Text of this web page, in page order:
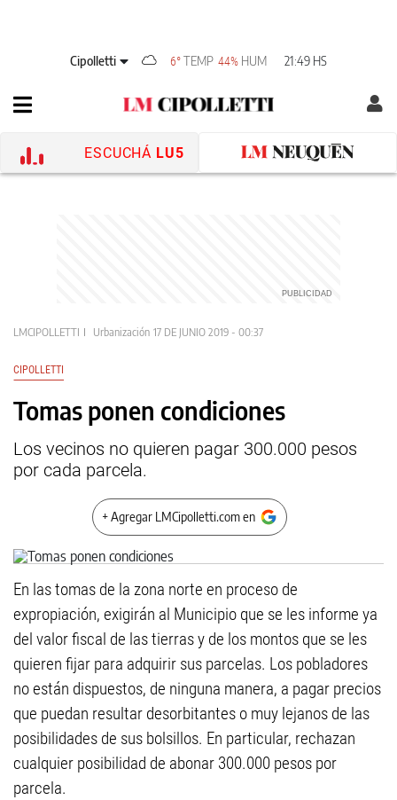
Cipolletti 6° TEMP 44% HUM 21:49 HS
ESCUCHÁ LU5
LMCIPOLLETTI Urbanización 17 DE JUNIO 2019 - 00:37
CIPOLLETTI
Tomas ponen condiciones
Los vecinos no quieren pagar 300.000 pesos
por cada parcela.
+ Agregar LMCipolletti.com en
En las tomas de la zona norte en proceso de
expropiación, exigirán al Municipio que se les informe ya
del valor fiscal de las tierras y de los montos que se les
quieren fijar para adquirir sus parcelas. Los pobladores
no están dispuestos, de ninguna manera, a pagar precios
que puedan resultar desorbitantes o muy lejanos de las
posibilidades de sus bolsillos. En particular, rechazan
cualquier posibilidad de abonar 300.000 pesos por
parcela.